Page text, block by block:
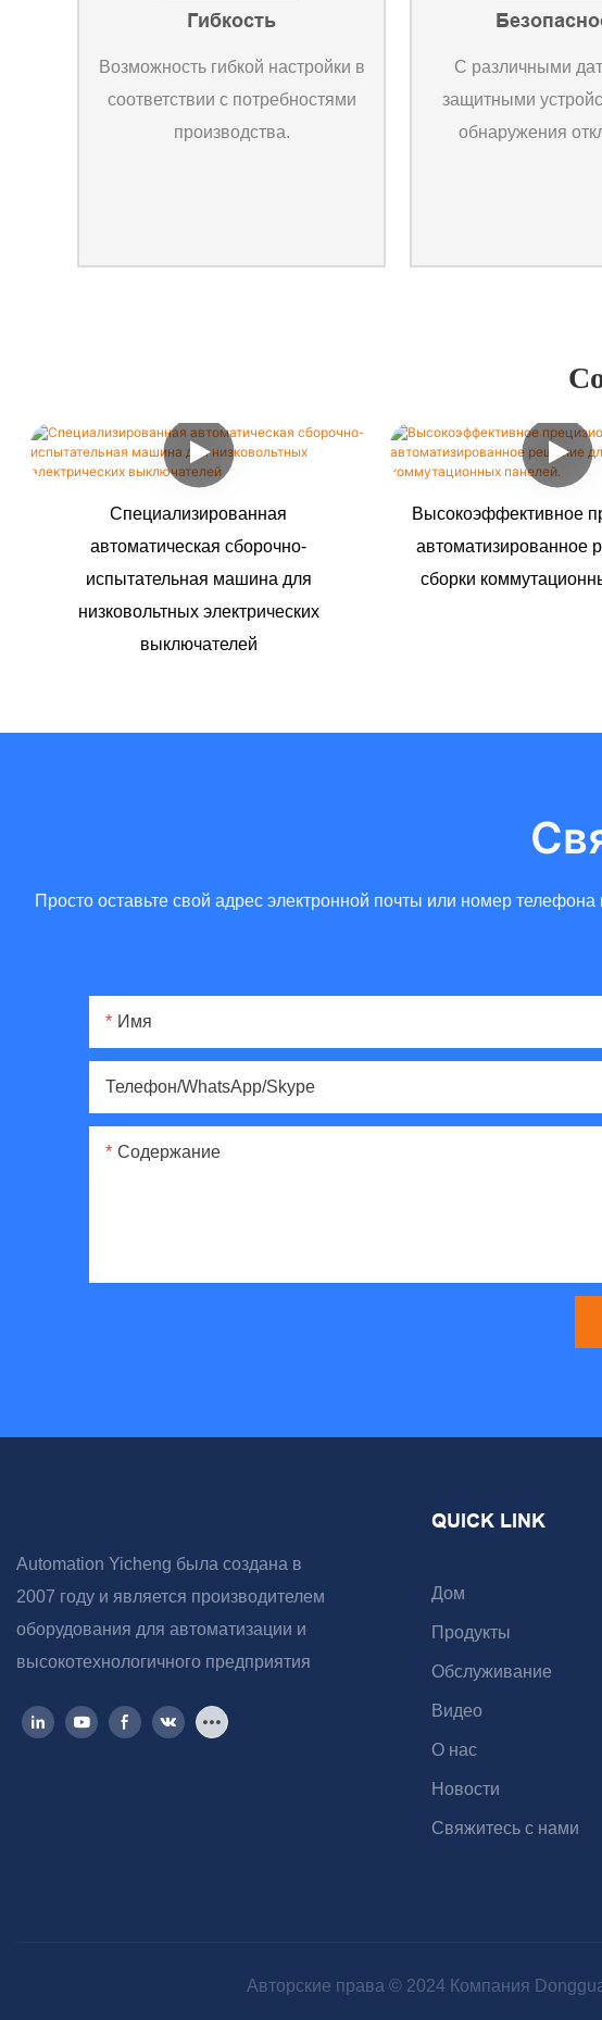
Гибкость
Возможность гибкой настройки в
соответствии с потребностями
производства.
С различными
защитными
обнаружения
Специализированная
автоматическая сборочно-
испытательная машина для
низковольтных электрических
выключателей
Высокоэффективное
автоматизированное
сборки
Просто оставьте свой адрес электронной почты или номер
Имя
Телефон/WhatsApp/Skype
Содержание
Automation Yicheng была создана в
2007 году и является производителем
оборудования для автоматизации и
высокотехнологичного предприятия
QUICK LINK
Дом
Продукты
Обслуживание
Видео
О нас
Новости
Свяжитесь с нами
Авторские права © 2024 Компания